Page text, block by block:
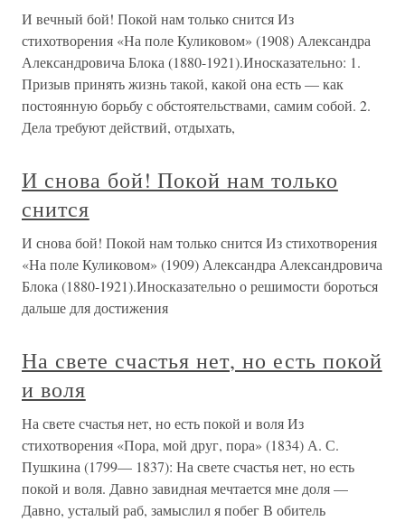
И вечный бой! Покой нам только снится Из
стихотворения «На поле Куликовом» (1908) Александра
Александровича Блока (1880-1921).Иносказательно: 1.
Призыв принять жизнь такой, какой она есть — как
постоянную борьбу с обстоятельствами, самим собой. 2.
Дела требуют действий, отдыхать,
И снова бой! Покой нам только
снится
И снова бой! Покой нам только снится Из стихотворения
«На поле Куликовом» (1909) Александра Александровича
Блока (1880-1921).Иносказательно о решимости бороться
дальше для достижения
На свете счастья нет, но есть покой
и воля
На свете счастья нет, но есть покой и воля Из
стихотворения «Пора, мой друг, пора» (1834) А. С.
Пушкина (1799— 1837): На свете счастья нет, но есть
покой и воля. Давно завидная мечтается мне доля —
Давно, усталый раб, замыслил я побег В обитель